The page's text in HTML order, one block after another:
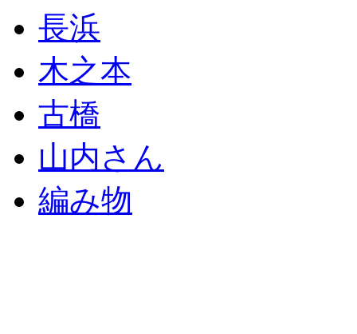
長浜
木之本
古橋
山内さん
編み物